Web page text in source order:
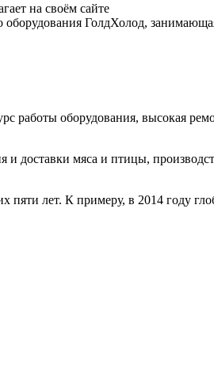
на своём сайте
оборудования ГолдХолод,
работы оборудования, высокая
и доставки мяса и птицы,
лет. К примеру, в 2014 году